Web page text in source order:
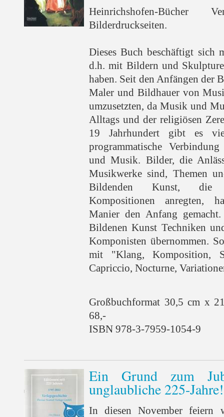
Heinrichshofen-
Bilderdruckseiten.
Dieses Buch beschäftigt sich
d.h. mit Bildern und
haben. Seit den Anfängen der
Maler und Bildhauer von
umzusetzten, da Musik und
Alltags und der religiösen
19 Jahrhundert gibt es
programmatische
und Musik. Bilder, die
Musikwerke sind, Themen
Bildenden Kunst, die
Kompositionen anregten,
Manier den Anfang
Bildenen Kunst Techniken
Komponisten übernommen.
mit "Klang, Komposition,
Capriccio, Nocturne,
Großbuchformat 30,5 cm x
68,-
ISBN 978-3-7959-1054-9
Ein Grund zum
unglaubliche 225-Jahre!
In diesen November feiern